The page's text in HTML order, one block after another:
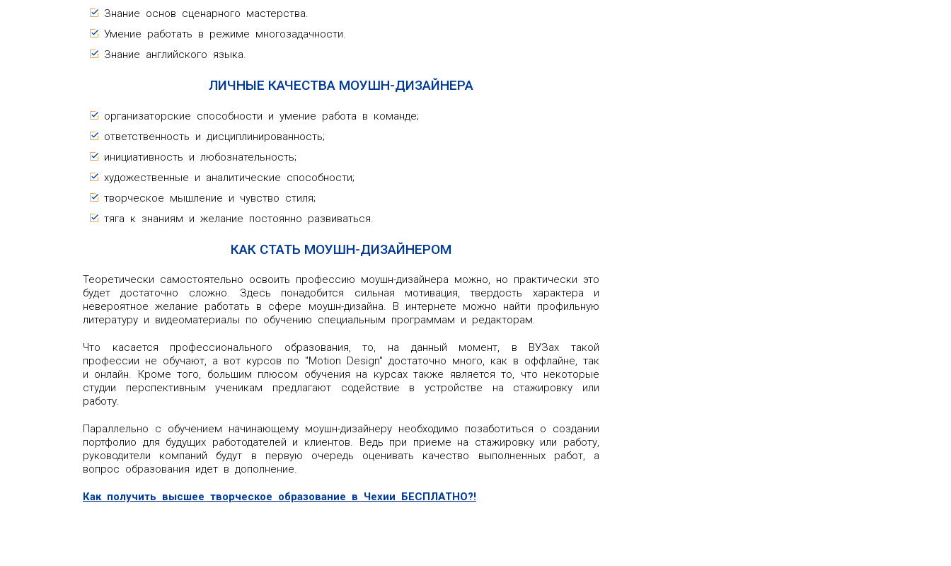
Знание основ сценарного мастерства.
Умение работать в режиме многозадачности.
Знание английского языка.
ЛИЧНЫЕ КАЧЕСТВА МОУШН-ДИЗАЙНЕРА
организаторские способности и умение работа в команде;
ответственность и дисциплинированность;
инициативность и любознательность;
художественные и аналитические способности;
творческое мышление и чувство стиля;
тяга к знаниям и желание постоянно развиваться.
КАК СТАТЬ МОУШН-ДИЗАЙНЕРОМ
Теоретически самостоятельно освоить профессию моушн-дизайнера можно, но практически это
будет достаточно сложно. Здесь понадобится сильная мотивация, твердость характера и
невероятное желание работать в сфере моушн-дизайна. В интернете можно найти профильную
литературу и видеоматериалы по обучению специальным программам и редакторам.
Что касается профессионального образования, то, на данный момент, в ВУЗах такой
профессии не обучают, а вот курсов по "Motion Design" достаточно много, как в оффлайне, так
и онлайн. Кроме того, большим плюсом обучения на курсах также является то, что некоторые
студии перспективным ученикам предлагают содействие в устройстве на стажировку или
работу.
Параллельно с обучением начинающему моушн-дизайнеру необходимо позаботиться о создании
портфолио для будущих работодателей и клиентов. Ведь при приеме на стажировку или работу,
руководители компаний будут в первую очередь оценивать качество выполненных работ, а
вопрос образования идет в дополнение.
Как получить высшее творческое образование в Чехии БЕСПЛАТНО?!